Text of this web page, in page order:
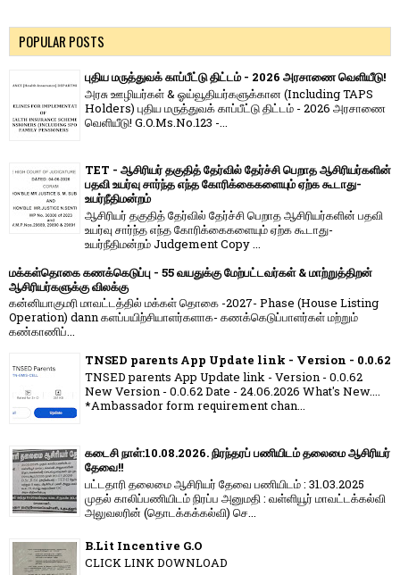
POPULAR POSTS
புதிய மருத்துவக் காப்பீட்டு திட்டம் - 2026 அரசாணை வெளியீடு!
அரசு ஊழியர்கள் & ஓய்வூதியர்களுக்கான (Including TAPS
Holders) புதிய மருத்துவக் காப்பீட்டு திட்டம் - 2026 அரசாணை
வெளியீடு! G.O.Ms.No.123 -...
TET - ஆசிரியர் தகுதித் தேர்வில் தேர்ச்சி பெறாத ஆசிரியர்களின்
பதவி உயர்வு சார்ந்த எந்த கோரிக்கைகளையும் ஏற்க கூடாது-
உயர்நீதிமன்றம்
ஆசிரியர் தகுதித் தேர்வில் தேர்ச்சி பெறாத ஆசிரியர்களின் பதவி
உயர்வு சார்ந்த எந்த கோரிக்கைகளையும் ஏற்க கூடாது-
உயர்நீதிமன்றம் Judgement Copy ...
மக்கள்தொகை கணக்கெடுப்பு - 55 வயதுக்கு மேற்பட்டவர்கள் & மாற்றுத்திறன்
ஆசிரியர்களுக்கு விலக்கு
கன்னியாகுமரி மாவட்டத்தில் மக்கள் தொகை -2027- Phase (House Listing
Operation) dann களப்பயிற்சியாளர்களாக- கணக்கெடுப்பாளர்கள் மற்றும்
கண்காணிப்...
TNSED parents App Update link - Version - 0.0.62
TNSED parents App Update link - Version - 0.0.62
New Version - 0.0.62 Date - 24.06.2026 What's New....
*Ambassador form requirement chan...
கடைசி நாள்:10.08.2026. நிரந்தரப் பணியிடம் தலைமை ஆசிரியர்
தேவை!!
பட்டதாரி தலைமை ஆசிரியர் தேவை பணியிடம் : 31.03.2025
முதல் காலிப்பணியிடம் நிரப்ப அனுமதி : வள்ளியூர் மாவட்டக்கல்வி
அலுவலரின் (தொடக்கக்கல்வி) செ...
B.Lit Incentive G.O
CLICK LINK DOWNLOAD